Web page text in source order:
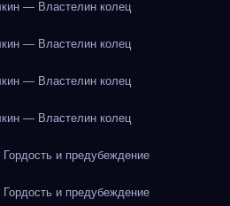
— Властелин колец
— Властелин колец
— Властелин колец
— Властелин колец
и предубеждение
и предубеждение